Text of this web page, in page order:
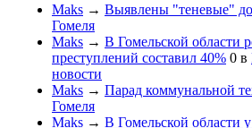
Maks → Выявлены "теневые"
Гомеля
Maks → В Гомельской области
преступлений составил 40% 0 в
новости
Maks → Парад коммунальной
Гомеля
Maks → В Гомельской области